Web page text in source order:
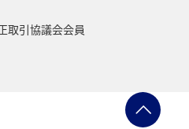
取引協議会会員